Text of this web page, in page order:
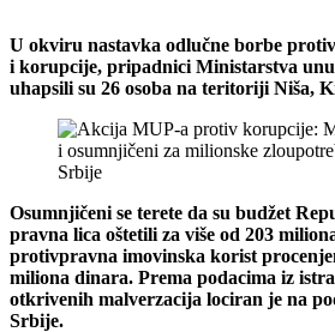
U okviru nastavka odlučne borbe
i korupcije, pripadnici Ministarstva
uhapsili su 26 osoba na teritoriji Niša,
Osumnjičeni se terete da su budžet
pravna lica oštetili za više od 203
protivpravna imovinska korist
miliona dinara. Prema podacima iz
otkrivenih malverzacija lociran je na
Srbije.